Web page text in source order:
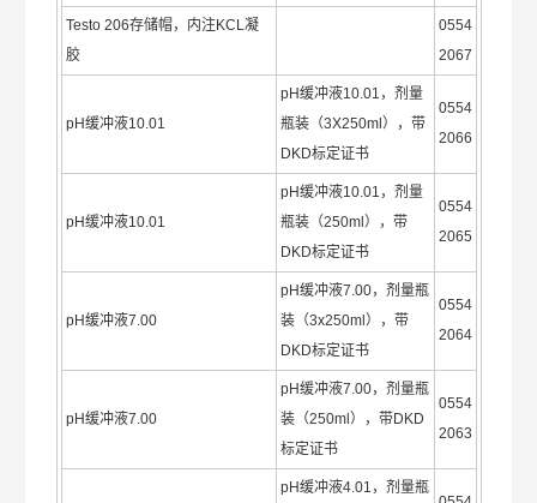
Testo 206存储帽，内注KCL凝
胶
0554
2067
pH缓冲液10.01
pH缓冲液10.01，剂量
瓶装（3X250ml），带
DKD标定证书
0554
2066
pH缓冲液10.01
pH缓冲液10.01，剂量
瓶装（250ml），带
DKD标定证书
0554
2065
pH缓冲液7.00
pH缓冲液7.00，剂量瓶
装（3x250ml），带
DKD标定证书
0554
2064
pH缓冲液7.00
pH缓冲液7.00，剂量瓶
装（250ml），带DKD
标定证书
0554
2063
pH缓冲液4.01，剂量瓶